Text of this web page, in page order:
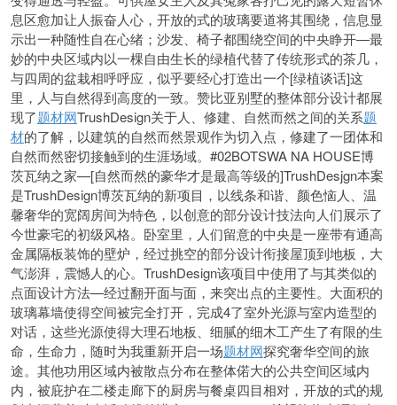
息区愈加让人振奋人心，开放的式的玻璃要道将其围绕，信息显
示出一种随性自在心绪；沙发、椅子都围绕空间的中央睁开—最
妙的中央区域内以一棵自由生长的绿植代替了传统形式的茶几，
与四周的盆栽相呼呼应，似乎要经心打造出一个[绿植谈话]这
里，人与自然得到高度的一致。赞比亚别墅的整体部分设计都展
现了题材网TrushDesign关于人、修建、自然而然之间的关系题
材的了解，以建筑的自然而然景观作为切入点，修建了一团体和
自然而然密切接触到的生涯场域。#02BOTSWA NA HOUSE博
茨瓦纳之家—[自然而然的豪华才是最高等级的]TrushDesjgn本案
是TrushDesign博茨瓦纳的新项目，以线条和谐、颜色恼人、温
馨奢华的宽阔房间为特色，以创意的部分设计技法向人们展示了
今世豪宅的初级风格。卧室里，人们留意的中央是一座带有通高
金属隔板装饰的壁炉，经过挑空的部分设计衔接屋顶到地板，大
气澎湃，震憾人的心。TrushDesign该项目中使用了与其类似的
点面设计方法—经过翻开面与面，来突出点的主要性。大面积的
玻璃幕墙使得空间被完全打开，完成4了室外光源与室内造型的
对话，这些光源使得大理石地板、细腻的细木工产生了有限的生
命，生命力，随时为我重新开启一场题材网探究奢华空间的旅
途。其他功用区域内被散点分布在整体偌大的公共空间区域内
内，被庇护在二楼走廊下的厨房与餐桌四目相对，开放的式的规